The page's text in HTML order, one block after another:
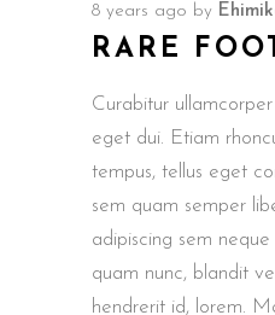
8 years ago by
RARE
Curabitur
eget dui. Etiam
tempus, tellus eget
sem quam semper
adipiscing sem
quam nunc, blandit
hendrerit id, lorem.